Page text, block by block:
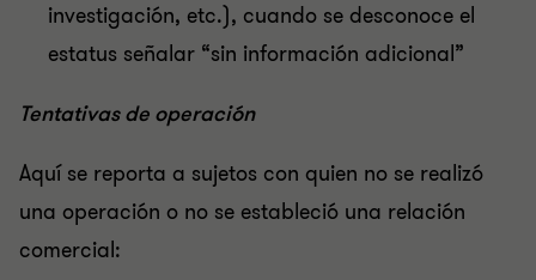
investigación, etc.), cuando se desconoce el
estatus señalar “sin información adicional”
Tentativas de operación
Aquí se reporta a sujetos con quien no se realizó
una operación o no se estableció una relación
comercial: